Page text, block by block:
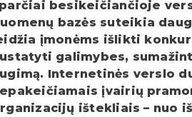
besikeičiančioje
bazės suteikia
įmonėms išlikti
galimybes,
Internetinės verslo
įvairių
ištekliais – nuo